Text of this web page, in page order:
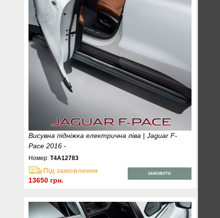
Висувна підніжка електрична ліва | Jaguar F-
Pace 2016 -
Номер:T4A12783
Під замовлення
13650 грн.
ЗАМОВИТИ